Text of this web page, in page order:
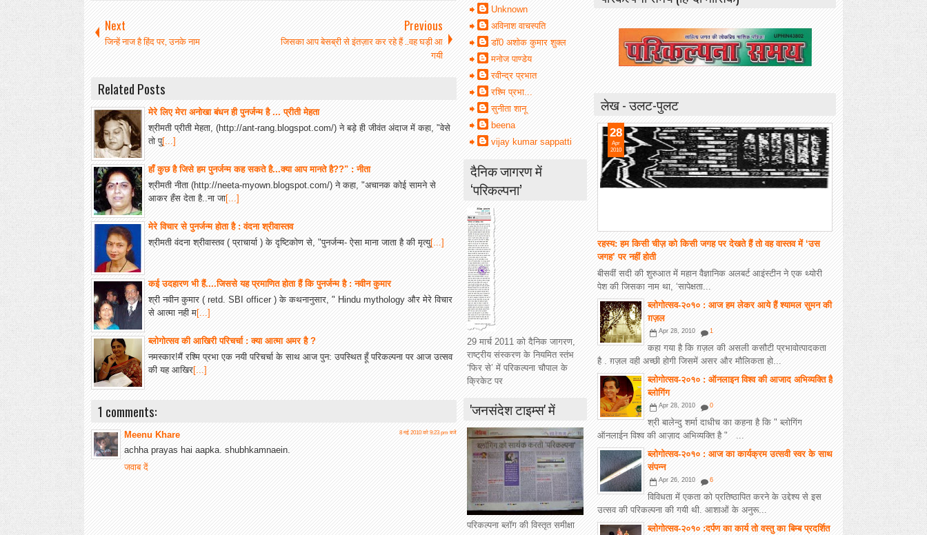
Next
जिन्हें नाज है हिंद पर, उनके नाम
Previous
जिसका आप बेसब्री से इंतज़ार कर रहे हैं ..वह घड़ी आ
गयी
Related Posts
मेरे लिए मेरा अनोखा बंधन ही पुनर्जन्म है ... प्रीती मेहता
श्रीमती प्रीती मेहता, (http://ant-rang.blogspot.com/) ने बड़े ही जीवंत अंदाज में कहा, "वेसे
तो पु[...]
हाँ कुछ है जिसे हम पुनर्जन्म कह सकते है...क्या आप मानते है??" : नीता
श्रीमती नीता (http://neeta-myown.blogspot.com/) ने कहा, "अचानक कोई सामने से
आकर हँस देता है..ना जा[...]
मेरे विचार से पुनर्जन्म होता है : वंदना श्रीवास्तव
श्रीमती वंदना श्रीवास्तव ( प्राचार्या ) के दृष्टिकोण से, "पुनर्जन्म- ऐसा माना जाता है की मृत्यु[...]
कई उदहारण भी हैं....जिससे यह प्रमाणित होता हैं कि पुनर्जन्म है : नवीन कुमार
श्री नवीन कुमार ( retd. SBI officer ) के कथनानुसार, " Hindu mythology और मेरे विचार
से आत्मा नही म[...]
ब्लोगोत्सव की आखिरी परिचर्चा : क्या आत्मा अमर है ?
नमस्कार!मैं रश्मि प्रभा एक नयी परिचर्चा के साथ आज पुन: उपस्थित हूँ परिकल्पना पर आज उत्सव
की यह आखिर[...]
1 comments:
Meenu Khare 8 मई 2010 को 9:23 pm बजे
achha prayas hai aapka. shubhkamnaein.
जवाब दें
लेख - उलट-पुलट
रहस्य: हम किसी चीज़ को किसी जगह पर देखते हैं तो वह वास्तव में ‘उस
जगह’ पर नहीं होती
28
Apr
2010
बीसवीं सदी की शुरुआत में महान वैज्ञानिक अलबर्ट आइंस्टीन ने एक थ्योरी
पेश की जिसका नाम था, ‘सापेक्षता...
ब्लोगोत्सव-२०१० : आज हम लेकर आये हैं श्यामल सुमन की
ग़ज़ल
Apr 28, 2010 1
कहा गया है कि ग़ज़ल की असली कसौटी प्रभावोत्पादकता
है . ग़ज़ल वही अच्छी होगी जिसमें असर और मौलिकता हो...
ब्लोगोत्सव-२०१० : ऑनलाइन विश्व की आजाद अभिव्यक्ति है
ब्लोगिंग
Apr 28, 2010 0
श्री बालेन्दु शर्मा दाधीच का कहना है कि " ब्लोगिंग
ऑनलाईन विश्व की आज़ाद अभिव्यक्ति है " ...
ब्लोगोत्सव-२०१० : आज का कार्यक्रम उत्सवी स्वर के साथ
संपन्न
Apr 26, 2010 6
विविधता में एकता को प्रतिष्ठापित करने के उद्देश्य से इस
उत्सव की परिकल्पना की गयी थी. आशाओं के अनुरू...
ब्लोगोत्सव-२०१० :दर्पण का कार्य तो वस्तु का बिम्ब प्रदर्शित
Unknown
अविनाश वाचस्पति
डॉ0 अशोक कुमार शुक्ल
मनोज पाण्डेय
रवीन्द्र प्रभात
रश्मि प्रभा...
सुनीता शानू
beena
vijay kumar sappatti
दैनिक जागरण में
‘परिकल्पना’
29 मार्च 2011 को दैनिक जागरण,
राष्ट्रीय संस्करण के नियमित स्तंभ
‘फिर से’ में परिकल्पना चौपाल के
क्रिकेट पर
'जनसंदेश टाइम्स' में
परिकल्पना ब्लॉग की विस्तृत समीक्षा